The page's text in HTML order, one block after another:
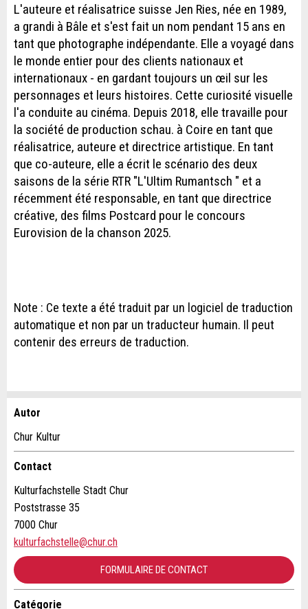
L'auteure et réalisatrice suisse Jen Ries, née en 1989,
a grandi à Bâle et s'est fait un nom pendant 15 ans en
tant que photographe indépendante. Elle a voyagé dans
le monde entier pour des clients nationaux et
internationaux - en gardant toujours un œil sur les
personnages et leurs histoires. Cette curiosité visuelle
l'a conduite au cinéma. Depuis 2018, elle travaille pour
la société de production schau. à Coire en tant que
réalisatrice, auteure et directrice artistique. En tant
que co-auteure, elle a écrit le scénario des deux
saisons de la série RTR "L'Ultim Rumantsch " et a
récemment été responsable, en tant que directrice
créative, des films Postcard pour le concours
Eurovision de la chanson 2025.
Note : Ce texte a été traduit par un logiciel de traduction
automatique et non par un traducteur humain. Il peut
contenir des erreurs de traduction.
Annonces répréhensibles
Vos commentaires sont grandement appréciés!
Commentaires généraux
Cette annonce n'est plus valable
Annonce incomplète
Recommander l'annonce
Recommandez cette annonce à des amis.
Autor
Chur Kultur
Contact
Kulturfachstelle Stadt Chur
Poststrasse 35
7000 Chur
kulturfachstelle@chur.ch
FORMULAIRE DE CONTACT
Catégorie